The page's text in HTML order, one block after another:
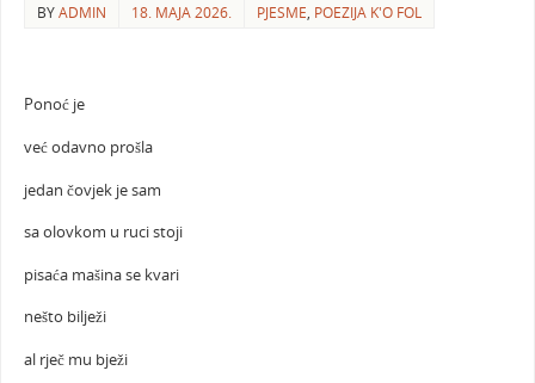
BYADMIN 18. MAJA 2026. PJESME, POEZIJA K'O FOL
Ponoć je
već odavno prošla
jedan čovjek je sam
sa olovkom u ruci stoji
pisaća mašina se kvari
nešto bilježi
al rječ mu bježi